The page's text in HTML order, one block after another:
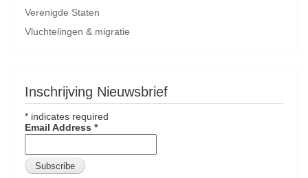
Verenigde Staten
Vluchtelingen & migratie
Inschrijving Nieuwsbrief
* indicates required
Email Address *